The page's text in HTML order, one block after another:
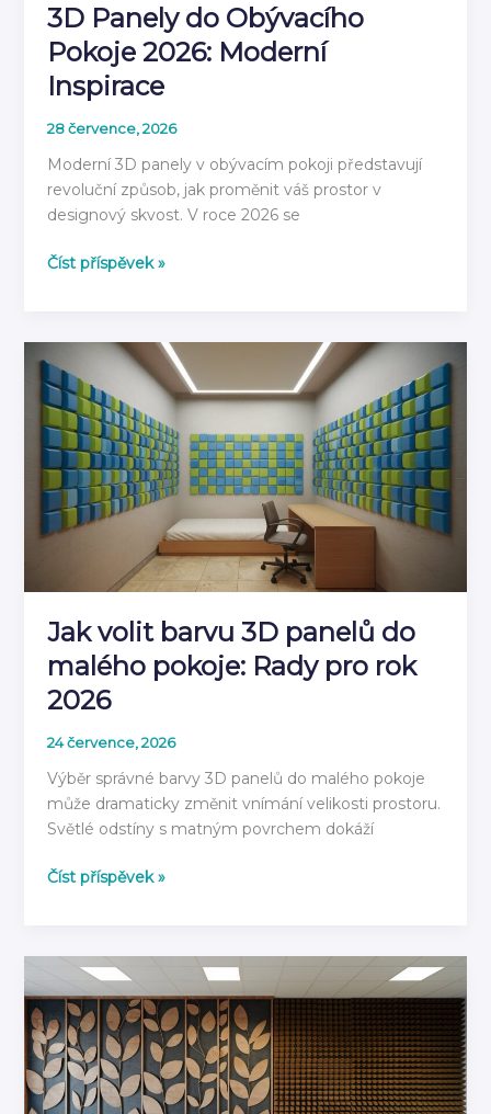
3D Panely do Obývacího
Pokoje 2026: Moderní
Inspirace
28 července, 2026
Moderní 3D panely v obývacím pokoji představují
revoluční způsob, jak proměnit váš prostor v
designový skvost. V roce 2026 se
3D
Obývacího
Pokoje
2026:
Moderní
Inspirace
Číst příspěvek »
Jak volit barvu 3D panelů do
malého pokoje: Rady pro rok
2026
24 července, 2026
Výběr správné barvy 3D panelů do malého pokoje
může dramaticky změnit vnímání velikosti prostoru.
Světlé odstíny s matným povrchem dokáží
Jak
3D
panelů
do
malého
pokoje:
Rady
pro
Číst příspěvek »